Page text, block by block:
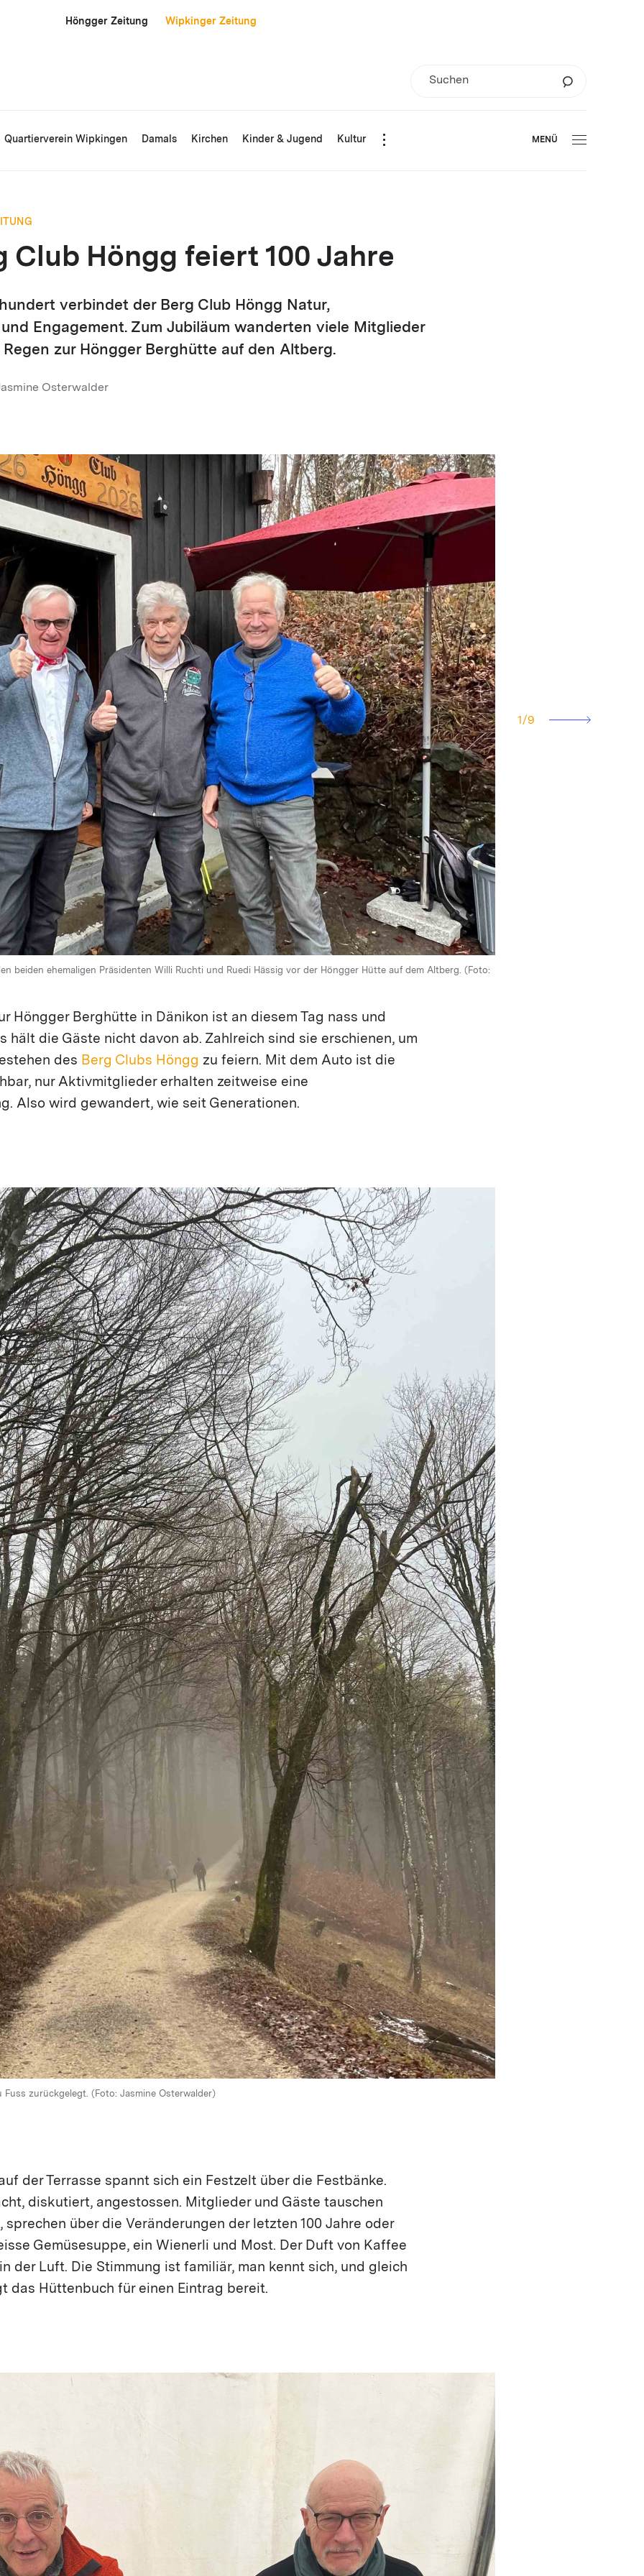
Höngger Zeitung Wipkinger Zeitung
Quartierverein Wipkingen Damals Kirchen Kinder & Jugend Kultur MENÜ
Club Höngg feiert 100 Jahre
verbindet der Berg Club Höngg Natur,
Engagement. Zum Jubiläum wanderten viele Mitglieder
zur Höngger Berghütte auf den Altberg.
Osterwalder
beiden ehemaligen Präsidenten Willi Ruchti und Ruedi Hässig vor der Höngger Hütte auf dem Altberg. (Foto:
Osterwalder)
Jubiläum ein. (Foto: Jasmine Osterwalder)
ist beheizt. (Foto: Jasmine Osterwalder)
am Eingang ein. (Foto: Jasmine Osterwalder)
ist gemütlich und familiär. (Foto: Jasmine Osterwalder)
Cécile Surber diskutieren über vergangene Zeiten. (Foto: Jasmine Osterwalder)
im oberen Stock. (Foto: Jasmine Osterwalder)
in einer Strickjacke unterwegs - speziell angefertigt vor etwa 40 Jahren für die damaligen Mitglieder. (Foto:
1/9
Höngger Berghütte in Dänikon ist an diesem Tag nass und
hält die Gäste nicht davon ab. Zahlreich sind sie erschienen, um
des Berg Clubs Höngg zu feiern. Mit dem Auto ist die
nur Aktivmitglieder erhalten zeitweise eine
Also wird gewandert, wie seit Generationen.
zurückgelegt. (Foto: Jasmine Osterwalder)
der Terrasse spannt sich ein Festzelt über die Festbänke.
diskutiert, angestossen. Mitglieder und Gäste tauschen
sprechen über die Veränderungen der letzten 100 Jahre oder
Gemüsesuppe, ein Wienerli und Most. Der Duft von Kaffee
der Luft. Die Stimmung ist familiär, man kennt sich, und gleich
das Hüttenbuch für einen Eintrag bereit.